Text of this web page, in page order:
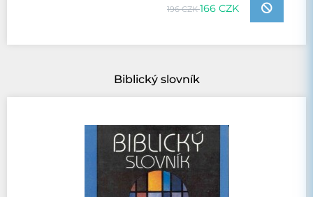
196 CZK166 CZK
Biblický slovník